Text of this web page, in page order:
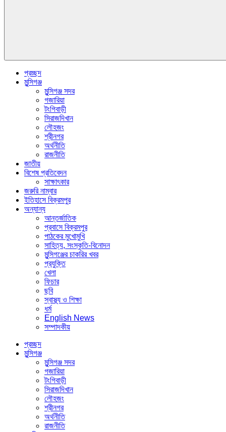
প্রচ্ছদ
মুন্সিগঞ্জ
মুন্সিগঞ্জ সদর
গজারিয়া
টংগিবাড়ী
সিরাজদিখান
লৌহজং
শ্রীনগর
অর্থনীতি
রাজনীতি
জাতীয়
বিশেষ প্রতিবেদন
সাক্ষাৎকার
জরুরি নাম্বার
ইতিহাসে বিক্রমপুর
অন্যান্য
আন্তর্জাতিক
প্রবাসে বিক্রমপুর
পাঠকের মুখোমুখি
সাহিত্য, সংস্কৃতি-বিনোদন
মুন্সিগঞ্জের চাকরির খবর
প্রযুক্তি
খেলা
ফিচার
ছবি
স্বাস্থ্য ও শিক্ষা
ধর্ম
English News
সম্পাদকীয়
প্রচ্ছদ
মুন্সিগঞ্জ
মুন্সিগঞ্জ সদর
গজারিয়া
টংগিবাড়ী
সিরাজদিখান
লৌহজং
শ্রীনগর
অর্থনীতি
রাজনীতি